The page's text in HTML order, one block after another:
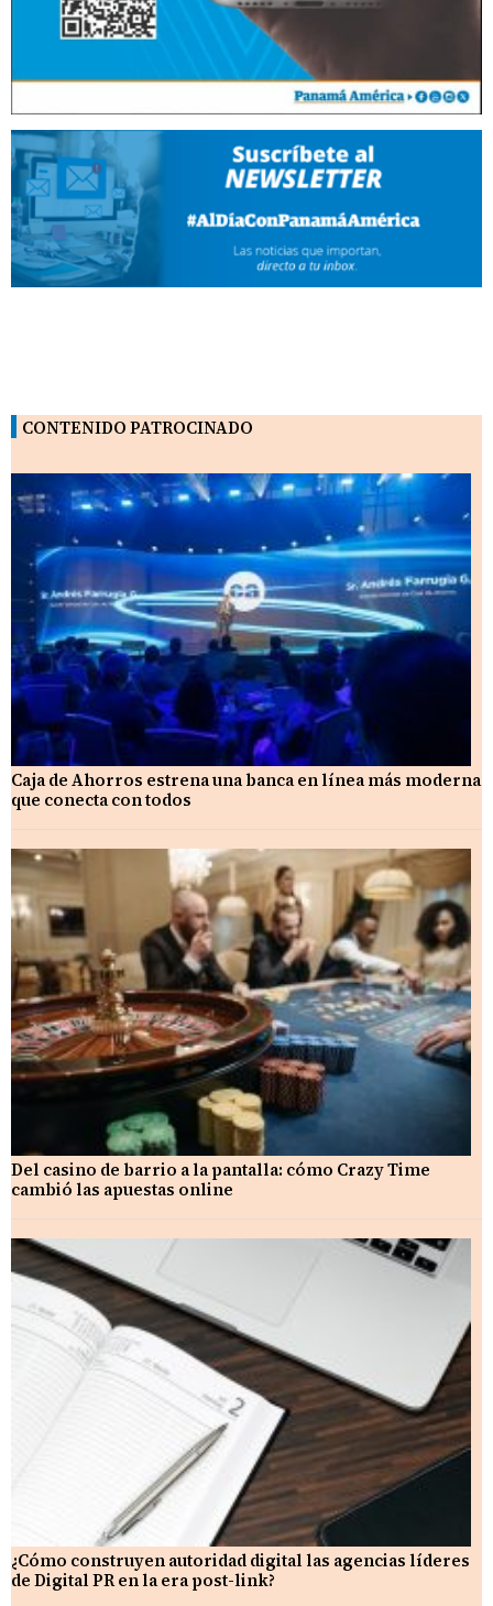
CONTENIDO PATROCINADO
Caja de Ahorros estrena una banca en línea más moderna
que conecta con todos
Del casino de barrio a la pantalla: cómo Crazy Time
cambió las apuestas online
¿Cómo construyen autoridad digital las agencias líderes
de Digital PR en la era post-link?